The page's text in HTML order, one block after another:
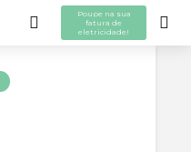
Poupe na sua
fatura de
eletricidade!
Home /Maternidade